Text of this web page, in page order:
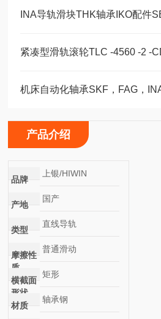
产品介绍
品牌
上银/HIWIN
产地
国产
类型
直线导轨
摩擦性
质
普通滑动
横截面
形状
矩形
材质
轴承钢